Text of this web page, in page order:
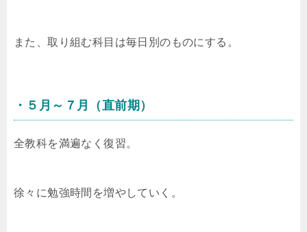
また、取り組む科目は毎日別のものにする。
・５月～７月（直前期）
全教科を満遍なく復習。
徐々に勉強時間を増やしていく。